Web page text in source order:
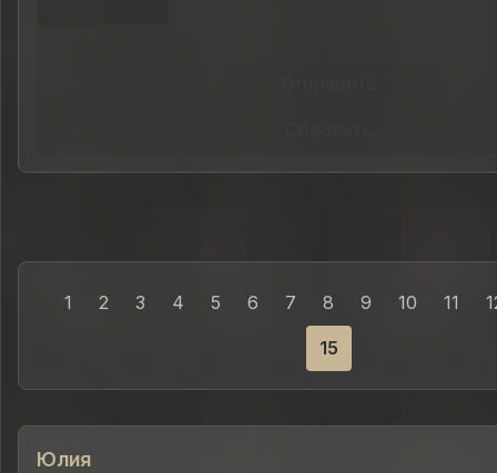
1 2 3 4 5 6 7 8 9 10 11
15
Юлия